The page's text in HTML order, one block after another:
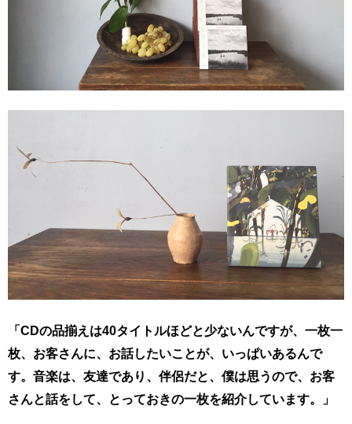
「CDの品揃えは40タイトルほどと少ないんですが、一枚一
枚、お客さんに、お話したいことが、いっぱいあるんで
す。音楽は、友達であり、伴侶だと、僕は思うので、お客
さんと話をして、とっておきの一枚を紹介しています。」